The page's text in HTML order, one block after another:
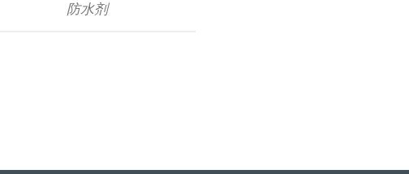
防水剂